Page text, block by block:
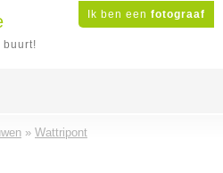
Ik ben een fotograaf
buurt!
» Wattripont